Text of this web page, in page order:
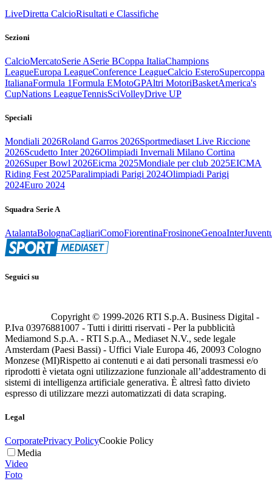
LiveDiretta CalcioRisultati e Classifiche
Sezioni
CalcioMercatoSerie ASerie BCoppa ItaliaChampions
LeagueEuropa LeagueConference LeagueCalcio EsteroSupercoppa
ItalianaFormula 1Formula EMotoGPAltri MotoriBasketAmerica's
CupNations LeagueTennisSciVolleyDrive UP
Speciali
Mondiali 2026Roland Garros 2026Sportmediaset Live Riccione
2026Scudetto Inter 2026Olimpiadi Invernali Milano Cortina
2026Super Bowl 2026Eicma 2025Mondiale per club 2025EICMA
Riding Fest 2025Paralimpiadi Parigi 2024Olimpiadi Parigi
2024Euro 2024
Squadra Serie A
AtalantaBolognaCagliariComoFiorentinaFrosinoneGenoaInter
Seguici su
Copyright © 1999-2026 RTI S.p.A. Business Digital -
P.Iva 03976881007 - Tutti i diritti riservati - Per la pubblicità
Mediamond S.p.A. - RTI S.p.A., Mediaset N.V., sede legale
Amsterdam (Paesi Bassi) - Uffici Viale Europa 46, 20093 Cologno
Monzese (MI)Rispetto ai contenuti e ai dati personali trasmessi e/o
riprodotti è vietata ogni utilizzazione funzionale all’addestramento di
sistemi di intelligenza artificiale generativa. È altresì fatto divieto
espresso di utilizzare mezzi automatizzati di data scraping.
Legal
CorporatePrivacy PolicyCookie Policy
Media
Video
Foto